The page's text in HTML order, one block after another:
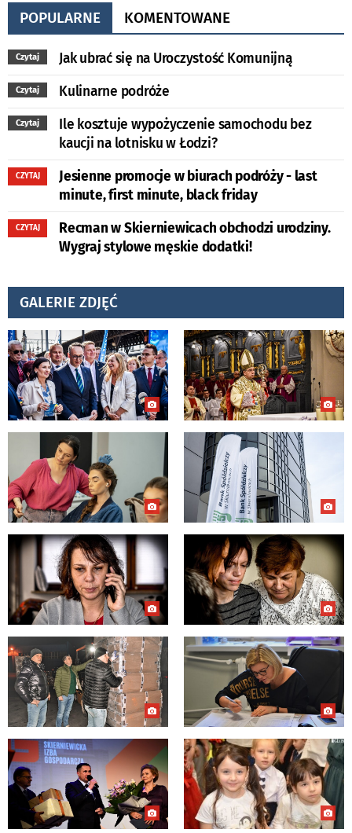
POPULARNE KOMENTOWANE
Czytaj Jak ubrać się na Uroczystość Komunijną
Czytaj Kulinarne podróże
Czytaj
Ile kosztuje wypożyczenie samochodu bez
kaucji na lotnisku w Łodzi?
CZYTAJ
Jesienne promocje w biurach podróży - last
minute, first minute, black friday
CZYTAJ
Recman w Skierniewicach obchodzi urodziny.
Wygraj stylowe męskie dodatki!
GALERIE ZDJĘĆ